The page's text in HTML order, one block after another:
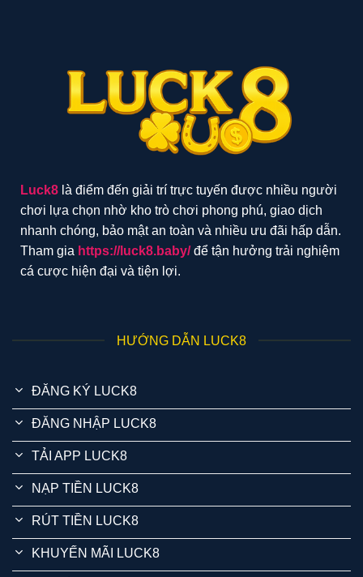
Dẫn
Hàng
Đầu
Luck8 là điểm đến giải trí trực tuyến được nhiều người
chơi lựa chọn nhờ kho trò chơi phong phú, giao dịch
nhanh chóng, bảo mật an toàn và nhiều ưu đãi hấp dẫn.
Tham gia https://luck8.baby/để tận hưởng trải nghiệm
cá cược hiện đại và tiện lợi.
HƯỚNG DẪN LUCK8
ĐĂNG KÝ LUCK8
ĐĂNG NHẬP LUCK8
TẢI APP LUCK8
NẠP TIỀN LUCK8
RÚT TIỀN LUCK8
KHUYẾN MÃI LUCK8